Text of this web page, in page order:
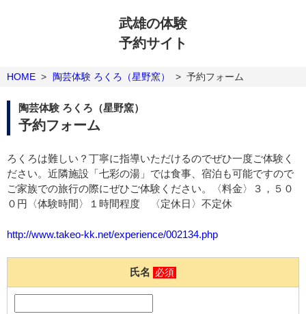
武雄の体験
予約サイト
HOME > 陶芸体験 ろくろ（星野窯） > 予約フォーム
陶芸体験 ろくろ（星野窯）
予約フォーム
ろくろは難しい？丁寧に指導いただけるのでぜひ一度ご体験く
ださい。近隣施設「七彩の湯」では食事、宿泊も可能ですので
ご家族での旅行の際にぜひご体験ください。〈料金〉３，５０
０円〈体験時間〉１時間程度 〈定休日〉不定休
http://www.takeo-kk.net/experience/002134.php
氏名 必須